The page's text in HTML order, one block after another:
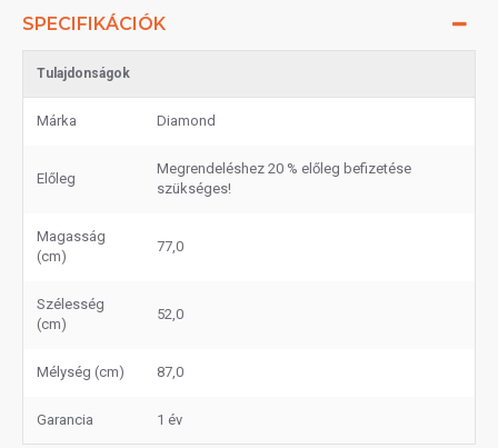
SPECIFIKÁCIÓK
Tulajdonságok
Márka Diamond
Előleg
Megrendeléshez 20 % előleg befizetése
szükséges!
Magasság
(cm)
77,0
Szélesség
(cm)
52,0
Mélység (cm) 87,0
Garancia 1 év